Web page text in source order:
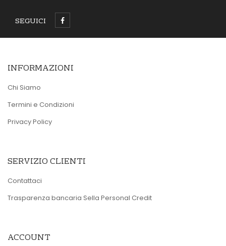
SEGUICI
INFORMAZIONI
Chi Siamo
Termini e Condizioni
Privacy Policy
SERVIZIO CLIENTI
Contattaci
Trasparenza bancaria Sella Personal Credit
ACCOUNT